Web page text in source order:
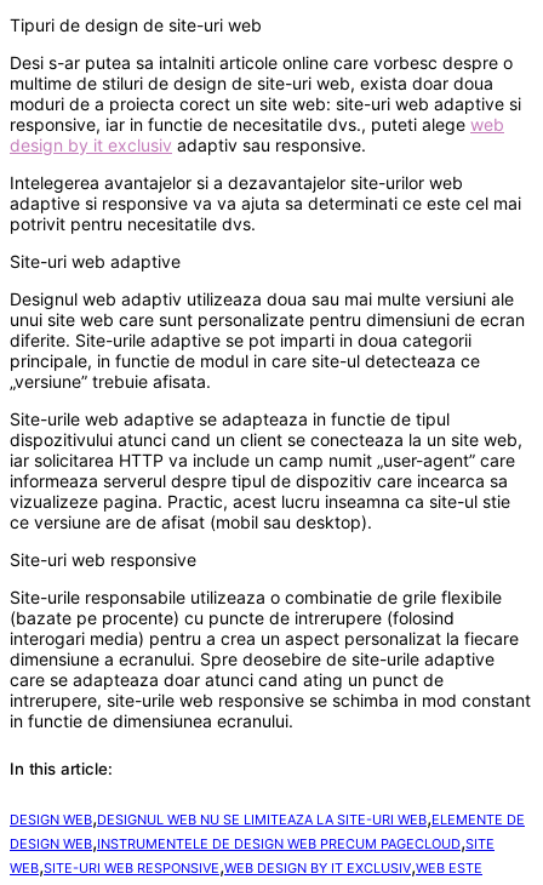
Tipuri de design de site-uri web
Desi s-ar putea sa intalniti articole online care vorbesc despre o
multime de stiluri de design de site-uri web, exista doar doua
moduri de a proiecta corect un site web: site-uri web adaptive si
responsive, iar in functie de necesitatile dvs., puteti alege web
design by it exclusiv adaptiv sau responsive.
Intelegerea avantajelor si a dezavantajelor site-urilor web
adaptive si responsive va va ajuta sa determinati ce este cel mai
potrivit pentru necesitatile dvs.
Site-uri web adaptive
Designul web adaptiv utilizeaza doua sau mai multe versiuni ale
unui site web care sunt personalizate pentru dimensiuni de ecran
diferite. Site-urile adaptive se pot imparti in doua categorii
principale, in functie de modul in care site-ul detecteaza ce
„versiune” trebuie afisata.
Site-urile web adaptive se adapteaza in functie de tipul
dispozitivului atunci cand un client se conecteaza la un site web,
iar solicitarea HTTP va include un camp numit „user-agent” care
informeaza serverul despre tipul de dispozitiv care incearca sa
vizualizeze pagina. Practic, acest lucru inseamna ca site-ul stie
ce versiune are de afisat (mobil sau desktop).
Site-uri web responsive
Site-urile responsabile utilizeaza o combinatie de grile flexibile
(bazate pe procente) cu puncte de intrerupere (folosind
interogari media) pentru a crea un aspect personalizat la fiecare
dimensiune a ecranului. Spre deosebire de site-urile adaptive
care se adapteaza doar atunci cand ating un punct de
intrerupere, site-urile web responsive se schimba in mod constant
in functie de dimensiunea ecranului.
In this article:
DESIGN WEB,DESIGNUL WEB NU SE LIMITEAZA LA SITE-URI WEB,ELEMENTE DE
DESIGN WEB,INSTRUMENTELE DE DESIGN WEB PRECUM PAGECLOUD,SITE
WEB,SITE-URI WEB RESPONSIVE,WEB DESIGN BY IT EXCLUSIV,WEB ESTE